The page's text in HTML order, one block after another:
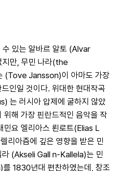
있는 알바르 알토 (Alvar
만, 무민 나라(the
(Tove Jansson)이 아마도 가장
인일 것이다. 위대한 현대작곡
는 러시아 압제에 굴하지 않았
위해 가장 핀란드적인 음악을 작
민요 엘리아스 뢴로트(Elias L
리아즘에 깊은 영향을 받은 민
라 (Akseli Gall n-Kallela)는 민
1830년대 편찬하였는데, 창조